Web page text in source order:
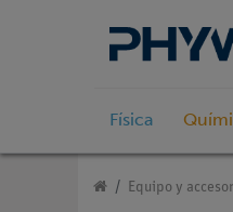
Física
Equipo y